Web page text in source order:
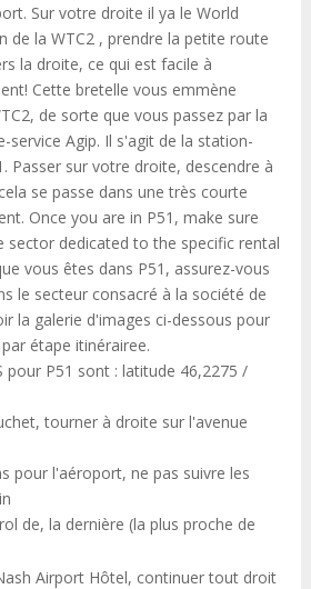
Sur votre droite il ya le World
de la WTC2 , prendre la petite route
la droite, ce qui est facile à
Cette bretelle vous emmène
de sorte que vous passez par la
service Agip. Il s'agit de la station-
Passer sur votre droite, descendre à
se passe dans une très courte
Once you are in P51, make sure
sector dedicated to the specific rental
vous êtes dans P51, assurez-vous
le secteur consacré à la société de
la galerie d'images ci-dessous pour
étape itinérairee.
pour P51 sont : latitude 46,2275 /